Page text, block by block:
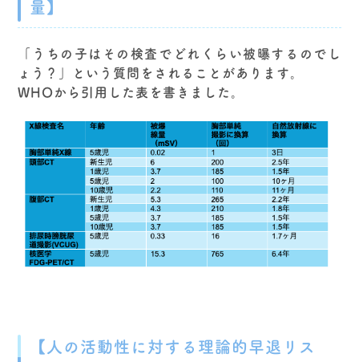
量】
「うちの子はその検査でどれくらい被曝するのでし
ょう？」という質問をされることがあります。
WHOから引用した表を書きました。
【人の活動性に対する理論的早退リス